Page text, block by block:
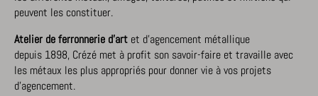
peuvent les constituer.
Atelier de ferronnerie d’art et d’agencement métallique
depuis 1898, Crézé met à profit son savoir-faire et travaille avec
les métaux les plus appropriés pour donner vie à vos projets
d’agencement.